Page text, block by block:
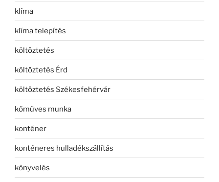
klíma
klíma telepítés
költöztetés
költöztetés Érd
költöztetés Székesfehérvár
kőműves munka
konténer
konténeres hulladékszállítás
könyvelés